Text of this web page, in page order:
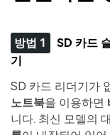
방법 1
SD 카드
기
SD 카드 리더기가
노트북을 이용하면
니다. 최신 모델의